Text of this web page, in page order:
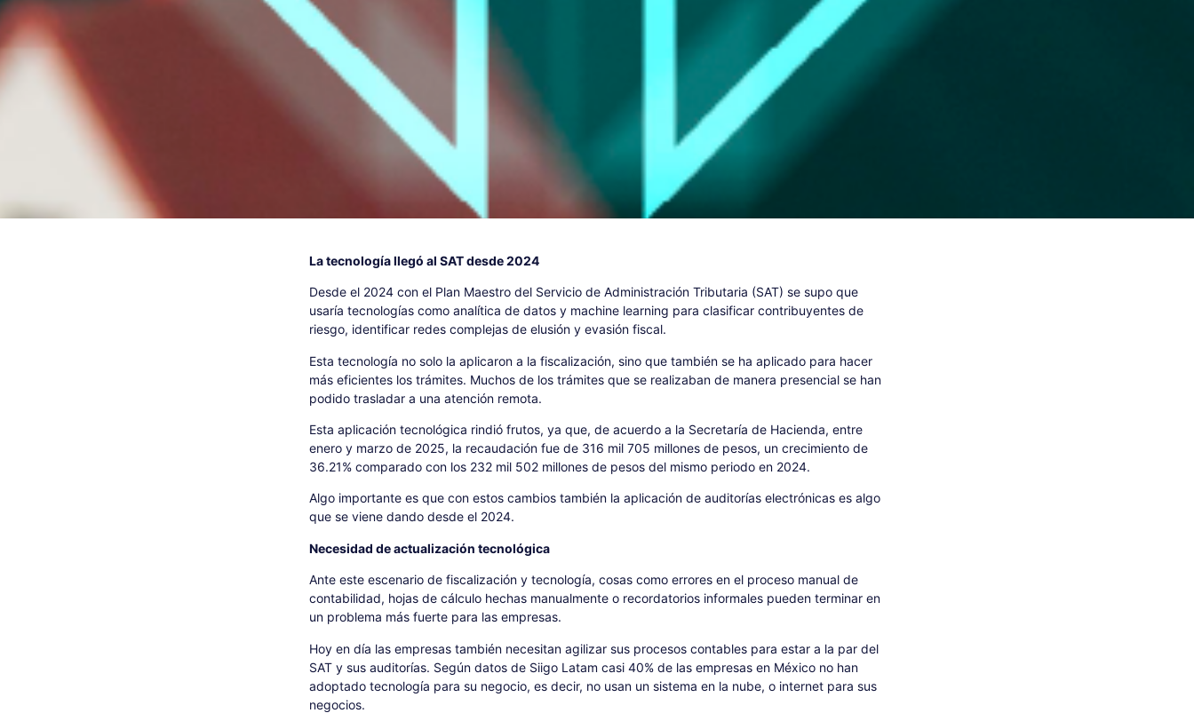
La tecnología llegó al SAT desde 2024
Desde el 2024 con el Plan Maestro del Servicio de Administración Tributaria (SAT) se supo que
usaría tecnologías como analítica de datos y machine learning para clasificar contribuyentes de
riesgo, identificar redes complejas de elusión y evasión fiscal.
Esta tecnología no solo la aplicaron a la fiscalización, sino que también se ha aplicado para hacer
más eficientes los trámites. Muchos de los trámites que se realizaban de manera presencial se han
podido trasladar a una atención remota.
Esta aplicación tecnológica rindió frutos, ya que, de acuerdo a la Secretaría de Hacienda, entre
enero y marzo de 2025, la recaudación fue de 316 mil 705 millones de pesos, un crecimiento de
36.21% comparado con los 232 mil 502 millones de pesos del mismo periodo en 2024.
Algo importante es que con estos cambios también la aplicación de auditorías electrónicas es algo
que se viene dando desde el 2024.
Necesidad de actualización tecnológica
Ante este escenario de fiscalización y tecnología, cosas como errores en el proceso manual de
contabilidad, hojas de cálculo hechas manualmente o recordatorios informales pueden terminar en
un problema más fuerte para las empresas.
Hoy en día las empresas también necesitan agilizar sus procesos contables para estar a la par del
SAT y sus auditorías. Según datos de Siigo Latam casi 40% de las empresas en México no han
adoptado tecnología para su negocio, es decir, no usan un sistema en la nube, o internet para sus
negocios.